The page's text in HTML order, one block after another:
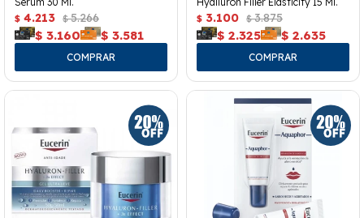
$ 4.213 $ 5.266
$ 3.160 $ 3.581
$ 3.100 $ 3.875
$ 2.325 $ 2.635